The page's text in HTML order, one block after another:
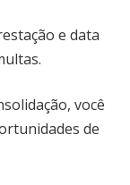
e data
você
de